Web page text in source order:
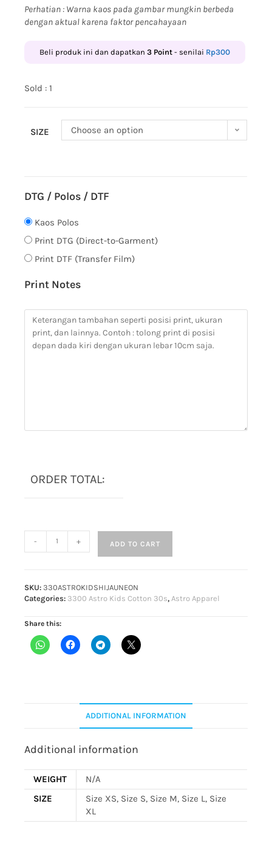
Perhatian : Warna kaos pada gambar mungkin berbeda
dengan aktual karena faktor pencahayaan
Beli produk ini dan dapatkan3 Point - senilai Rp300
Sold : 1
SIZE Choose an option
DTG / Polos / DTF
Kaos Polos
Print DTG (Direct-to-Garment)
Print DTF (Transfer Film)
Print Notes
ORDER TOTAL:
- + ADD TO CART
SKU: 330ASTROKIDSHIJAUNEON
Categories: 3300 Astro Kids Cotton 30s, Astro Apparel
Share this:
ADDITIONAL INFORMATION
Additional information
WEIGHT
N/A
SIZE
Size XS, Size S, Size M, Size L, Size
XL